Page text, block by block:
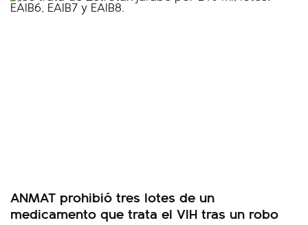
ANMAT prohibió tres lotes de un
medicamento que trata el VIH tras un robo